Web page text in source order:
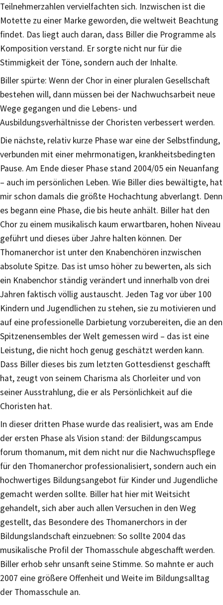
Teilnehmerzahlen vervielfachten sich. Inzwischen ist die
Motette zu einer Marke geworden, die weltweit Beachtung
findet. Das liegt auch daran, dass Biller die Programme als
Komposition verstand. Er sorgte nicht nur für die
Stimmigkeit der Töne, sondern auch der Inhalte.
Biller spürte: Wenn der Chor in einer pluralen Gesellschaft
bestehen will, dann müssen bei der Nachwuchsarbeit neue
Wege gegangen und die Lebens- und
Ausbildungsverhältnisse der Choristen verbessert werden.
Die nächste, relativ kurze Phase war eine der Selbstfindung,
verbunden mit einer mehrmonatigen, krankheitsbedingten
Pause. Am Ende dieser Phase stand 2004/05 ein Neuanfang
– auch im persönlichen Leben. Wie Biller dies bewältigte, hat
mir schon damals die größte Hochachtung abverlangt. Denn
es begann eine Phase, die bis heute anhält. Biller hat den
Chor zu einem musikalisch kaum erwartbaren, hohen Niveau
geführt und dieses über Jahre halten können. Der
Thomanerchor ist unter den Knabenchören inzwischen
absolute Spitze. Das ist umso höher zu bewerten, als sich
ein Knabenchor ständig verändert und innerhalb von drei
Jahren faktisch völlig austauscht. Jeden Tag vor über 100
Kindern und Jugendlichen zu stehen, sie zu motivieren und
auf eine professionelle Darbietung vorzubereiten, die an den
Spitzenensembles der Welt gemessen wird – das ist eine
Leistung, die nicht hoch genug geschätzt werden kann.
Dass Biller dieses bis zum letzten Gottesdienst geschafft
hat, zeugt von seinem Charisma als Chorleiter und von
seiner Ausstrahlung, die er als Persönlichkeit auf die
Choristen hat.
In dieser dritten Phase wurde das realisiert, was am Ende
der ersten Phase als Vision stand: der Bildungscampus
forum thomanum, mit dem nicht nur die Nachwuchspflege
für den Thomanerchor professionalisiert, sondern auch ein
hochwertiges Bildungsangebot für Kinder und Jugendliche
gemacht werden sollte. Biller hat hier mit Weitsicht
gehandelt, sich aber auch allen Versuchen in den Weg
gestellt, das Besondere des Thomanerchors in der
Bildungslandschaft einzuebnen: So sollte 2004 das
musikalische Profil der Thomasschule abgeschafft werden.
Biller erhob sehr unsanft seine Stimme. So mahnte er auch
2007 eine größere Offenheit und Weite im Bildungsalltag
der Thomasschule an.